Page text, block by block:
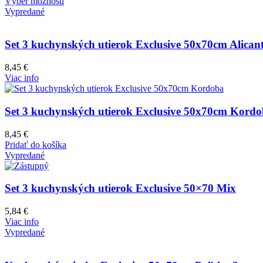
Vypredané
Set 3 kuchynských utierok Exclusive 50x70cm
8,45 €
Viac info
Set 3 kuchynských utierok Exclusive 50x70cm
8,45 €
Pridať do košíka
Vypredané
Set 3 kuchynských utierok Exclusive 50×70 Mix
5,84 €
Viac info
Vypredané